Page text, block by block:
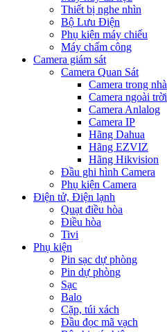
Thiết bị nghe nhìn
Bộ Lưu Điện
Phụ kiện máy chiếu
Máy chấm công
Camera giám sát
Camera Quan Sát
Camera trong nhà
Camera ngoài trời
Camera Anlalog
Camera IP
Hãng Dahua
Hãng EZVIZ
Hãng Hikvision
Đầu ghi hình Camera
Phụ kiện Camera
Điện tử, Điện lạnh
Quạt điều hòa
Điều hòa
Tivi
Phụ kiện
Pin sạc dự phòng
Pin dự phòng
Sạc
Balo
Cặp, túi xách
Đầu đọc mã vạch